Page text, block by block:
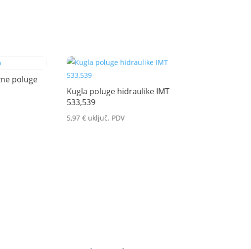
poluge
Kugla poluge hidraulike IMT
533,539
5,97€ uključ. PDV